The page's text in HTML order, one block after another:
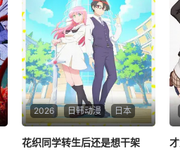
2026 日韩动漫 日本
花织同学转生后还是想干架
花织同学转生后还是想干架